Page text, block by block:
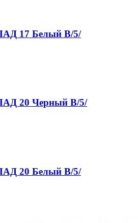
17 Белый В/5/
20 Черный В/5/
20 Белый В/5/